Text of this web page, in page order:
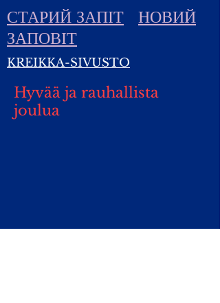
СТАРИЙ ЗАПІТ
НОВИЙ
ЗАПОВІТ
KREIKKA-SIVUSTO
Hyvää ja rauhallista
joulua